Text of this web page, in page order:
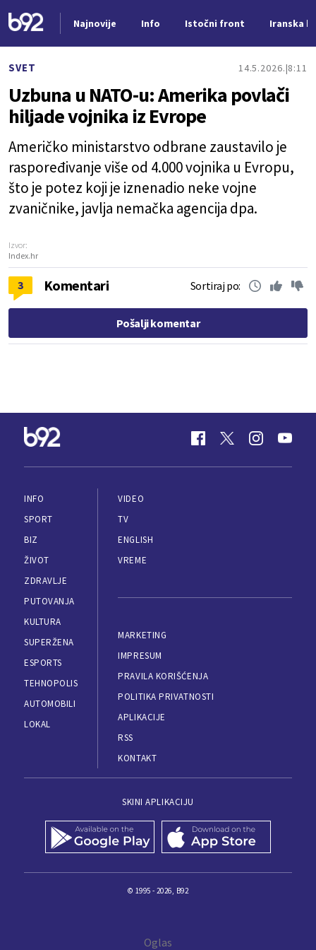
Najnovije Info Istočni front Iranska
SVET 14.5.2026. 8:11
Uzbuna u NATO-u: Amerika povlači
hiljade vojnika iz Evrope
Američko ministarstvo odbrane zaustavilo je
raspoređivanje više od 4.000 vojnika u Evropu,
što je potez koji je iznenadio neke vojne
zvaničnike, javlja nemačka agencija dpa.
Izvor:
Index.hr
3 Komentari Sortiraj po:
Pošalji komentar
INFO
SPORT
BIZ
ŽIVOT
ZDRAVLJE
PUTOVANJA
KULTURA
SUPERŽENA
ESPORTS
TEHNOPOLIS
AUTOMOBILI
LOKAL
VIDEO
TV
ENGLISH
VREME
MARKETING
IMPRESUM
PRAVILA KORIŠĆENJA
POLITIKA PRIVATNOSTI
APLIKACIJE
RSS
KONTAKT
SKINI APLIKACIJU
© 1995 - 2026, B92